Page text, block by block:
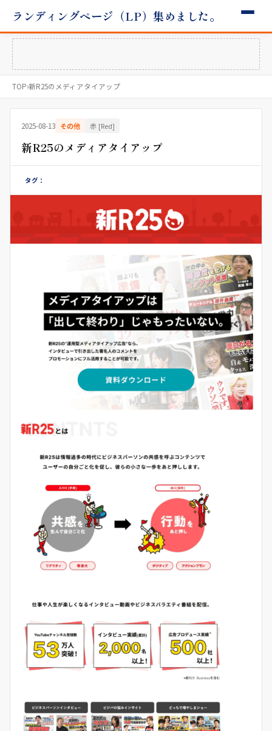
ランディングページ（LP）集めました。
TOP›新R25のメディアタイアップ
2025-08-13 その他 赤 [Red]
新R25のメディアタイアップ
タグ：